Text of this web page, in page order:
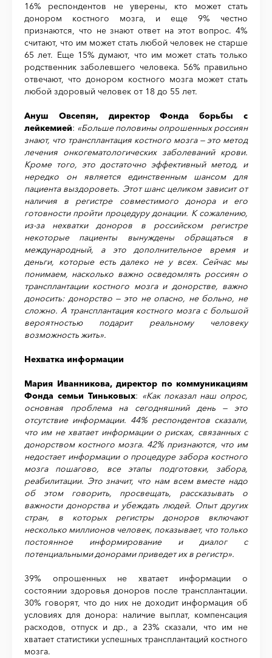
16% респондентов не уверены, кто может стать
донором костного мозга, и еще 9% честно
признаются, что не знают ответ на этот вопрос. 4%
считают, что им может стать любой человек не старше
65 лет. Еще 15% думают, что им может стать только
родственник заболевшего человека. 56% правильно
отвечают, что донором костного мозга может стать
любой здоровый человек от 18 до 55 лет.
Ануш Овсепян, директор Фонда борьбы с
лейкемией: «Больше половины опрошенных россиян
знают, что трансплантация костного мозга — это метод
лечения онкогематологических заболеваний крови.
Кроме того, это достаточно эффективный метод, и
нередко он является единственным шансом для
пациента выздороветь. Этот шанс целиком зависит от
наличия в регистре совместимого донора и его
готовности пройти процедуру донации. К сожалению,
из-за нехватки доноров в российском регистре
некоторые пациенты вынуждены обращаться в
международный, а это дополнительное время и
деньги, которые есть далеко не у всех. Сейчас мы
понимаем, насколько важно осведомлять россиян о
трансплантации костного мозга и донорстве, важно
доносить: донорство — это не опасно, не больно, не
сложно. А трансплантация костного мозга с большой
вероятностью подарит реальному человеку
возможность жить».
Нехватка информации
Мария Иванникова, директор по коммуникациям
Фонда семьи Тиньковых: «Как показал наш опрос,
основная проблема на сегодняшний день — это
отсутствие информации. 44% респондентов сказали,
что им не хватает информации о рисках, связанных с
донорством костного мозга. 42% признаются, что им
недостает информации о процедуре забора костного
мозга пошагово, все этапы подготовки, забора,
реабилитации. Это значит, что нам всем вместе надо
об этом говорить, просвещать, рассказывать о
важности донорства и убеждать людей. Опыт других
стран, в которых регистры доноров включают
несколько миллионов человек, показывает, что только
постоянное информирование и диалог с
потенциальными донорами приведет их в регистр».
39% опрошенных не хватает информации о
состоянии здоровья доноров после трансплантации.
30% говорят, что до них не доходит информация об
условиях для донора: наличие выплат, компенсация
расходов, отпуск и др., а 23% сказали, что им не
хватает статистики успешных трансплантаций костного
мозга.